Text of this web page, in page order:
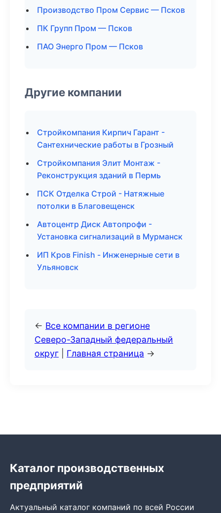
Производство Пром Сервис — Псков
ПК Групп Пром — Псков
ПАО Энерго Пром — Псков
Другие компании
Стройкомпания Кирпич Гарант -
Сантехнические работы в Грозный
Стройкомпания Элит Монтаж -
Реконструкция зданий в Пермь
ПСК Отделка Строй - Натяжные
потолки в Благовещенск
Автоцентр Диск Автопрофи -
Установка сигнализаций в Мурманск
ИП Кров Finish - Инженерные сети в
Ульяновск
← Все компании в регионе
Северо-Западный федеральный
округ
Главная страница →
Каталог производственных
предприятий
Актуальный каталог компаний по всей России